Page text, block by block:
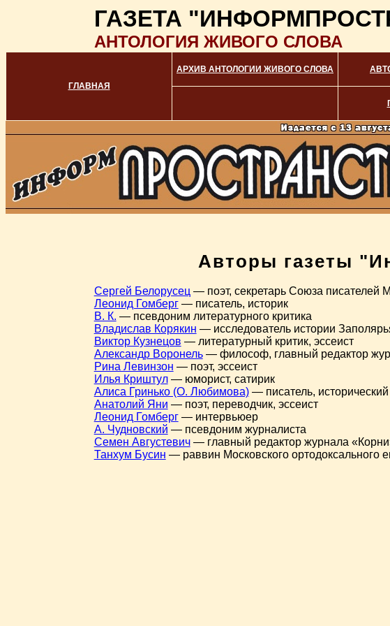
ГАЗЕТА
АНТОЛОГИЯ ЖИВОГО СЛОВА
ГЛАВНАЯ
АРХИВ АНТОЛОГИИ ЖИВОГО СЛОВА
Авторы газеты
Сергей Белорусец — поэт, секретарь Союза писателей
Леонид Гомберг— писатель, историк
В. К. — псевдоним литературного критика
Владислав Корякин — исследователь истории
Виктор Кузнецов — литературный критик, эссеист
Александр Воронель— философ, главный редактор
Рина Левинзон — поэт, эссеист
Илья Криштул— юморист, сатирик
Алиса Гринько (О. Любимова)— писатель,
Анатолий Яни — поэт, переводчик, эссеист
Леонид Гомберг— интервьюер
А. Чудновский — псевдоним журналиста
Семен Августевич— главный редактор журнала
Танхум Бусин — раввин Московского ортодоксального